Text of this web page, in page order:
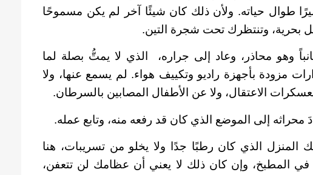
طوال حياته. ولأن ذلك كان شيئًا آخر لم يكن مسموحًا
بحرية، وتنتظرك تحت شجرة التين.
وهو محاذر، وعاد إلى جراره، الذي لا يمتُّ بصلة لما
مزودة بأجهزة راديو وتكييف هواء. لم يسمع عنها، ولا
الاعتقال، ولا عن الأطفال المصابين بالسرطان.
محراثه إلى الموضع الذي كان قد رفعه منه، وتابع عمله.
المنزل الذي كان رطبًا جدًا ولا يخلو من تسريبات، هنا
في المطبخ، وإن كان ذلك لا يعني أن عظامك لن تتعفن،